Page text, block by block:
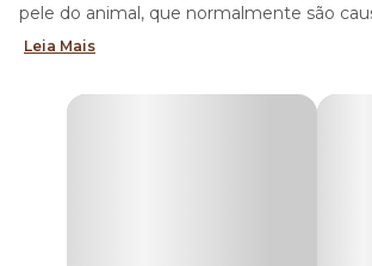
pele do animal, que normalmente são
e bactérias.
Por que comprar remédio para
veterinários para o tratamento de todas
Leia Mais